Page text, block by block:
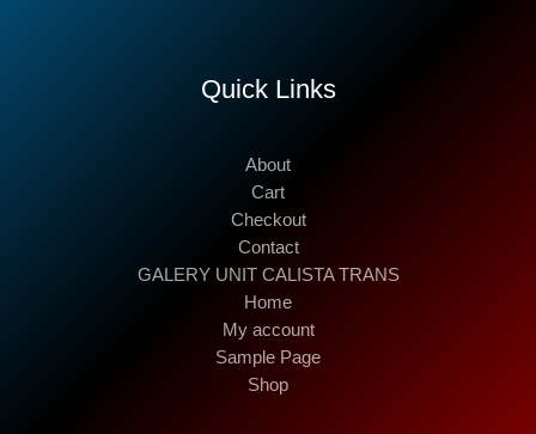
Quick Links
About
Cart
Checkout
Contact
GALERY UNIT CALISTA TRANS
Home
My account
Sample Page
Shop